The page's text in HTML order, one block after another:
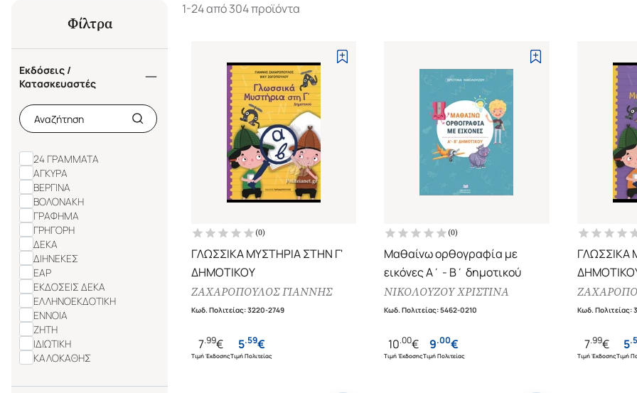
Φίλτρα
Εκδόσεις /
Κατασκευαστές
24 ΓΡΑΜΜΑΤΑ
ΑΓΚΥΡΑ
ΒΕΡΓΙΝΑ
ΒΟΛΟΝΑΚΗ
ΓΡΑΦΗΜΑ
ΓΡΗΓΟΡΗ
ΔΕΚΑ
ΔΙΗΝΕΚΕΣ
ΕΑΡ
ΕΚΔΟΣΕΙΣ ΔΕΚΑ
ΕΛΛΗΝΟΕΚΔΟΤΙΚΗ
ΕΝΝΟΙΑ
ΖΗΤΗ
ΙΔΙΩΤΙΚΗ
ΚΑΛΟΚΑΘΗΣ
ΛΙΒΑΝΗΣ
1-24 από 304 προϊόντα
(0)
ΓΛΩΣΣΙΚΑ ΜΥΣΤΗΡΙΑ ΣΤΗΝ Γ'
ΔΗΜΟΤΙΚΟΥ
ΖΑΧΑΡΟΠΟΥΛΟΣ ΓΙΑΝΝΗΣ
Κωδ. Πολιτείας:3220-2749
7.99€
Τιμή Έκδοσης
5.59€
Τιμή Πολιτείας
(0)
Μαθαίνω ορθογραφία με
εικόνες Α΄ - Β΄ δημοτικού
ΝΙΚΟΛΟΥΖΟΥ ΧΡΙΣΤΙΝΑ
Κωδ. Πολιτείας:5462-0210
10.00€
Τιμή Έκδοσης
9.00€
Τιμή Πολιτείας
ΓΛΩΣΣΙΚΑ
Κωδ. Πολιτείας:
7.99€
Τιμή Έκδοσης
5.
Τιμή